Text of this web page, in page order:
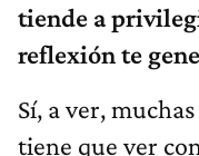
tiende a
reflexión te
Sí, a ver,
tiene que ver